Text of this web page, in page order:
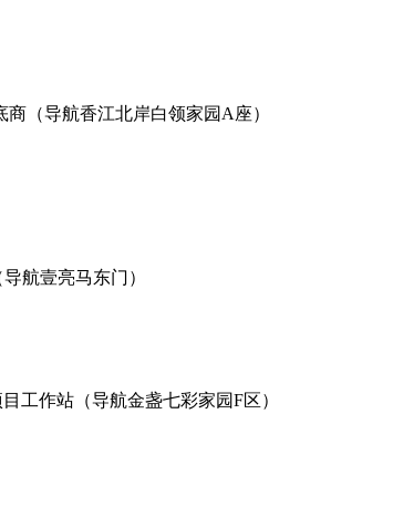
（导航香江北岸白领家园A座）
航壹亮马东门）
工作站（导航金盏七彩家园F区）